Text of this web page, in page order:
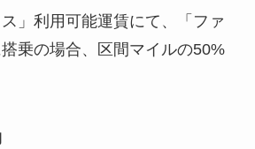
ス」利用可能運賃にて、「ファ
乗の場合、区間マイルの50%